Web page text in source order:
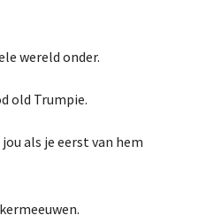
wereld onder.
old Trumpie.
als je eerst van hem